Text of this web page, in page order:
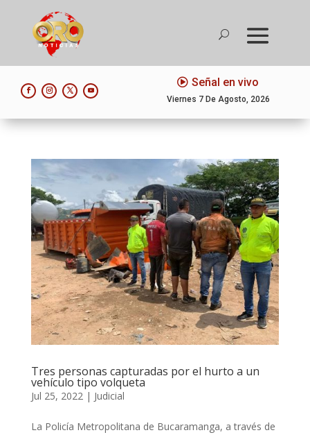
Señal en vivo
Viernes 7 De Agosto, 2026
Tres personas capturadas por el hurto a un
vehículo tipo volqueta
Jul 25, 2022| Judicial
La Policía Metropolitana de Bucaramanga, a través de